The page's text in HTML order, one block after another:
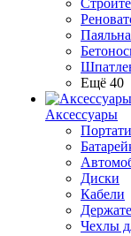
Ещё 40
Аксессуары
Диски
Кабели
Чехлы